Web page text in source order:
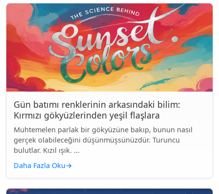
Gün batımı renklerinin arkasındaki bilim:
Kırmızı gökyüzlerinden yeşil flaşlara
Muhtemelen parlak bir gökyüzüne bakıp, bunun nasıl
gerçek olabileceğini düşünmüşsünüzdür. Turuncu
bulutlar. Kızıl ışık. ...
Daha Fazla Oku→